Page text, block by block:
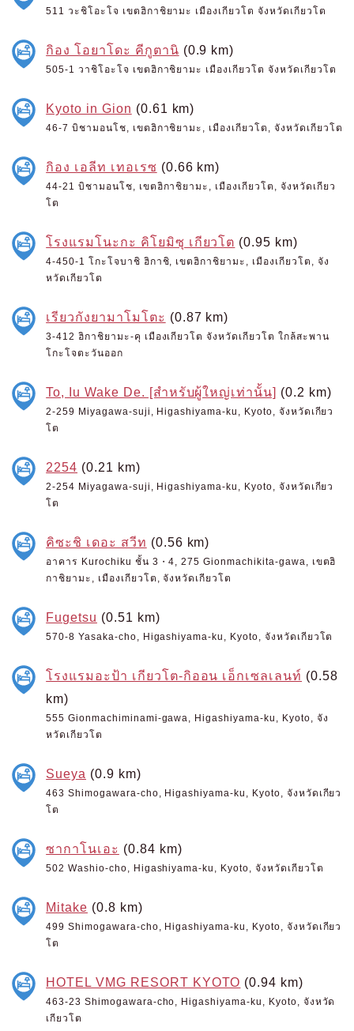
511 วะชิโอะโจ เขตฮิกาชิยามะ เมืองเกียวโต จังหวัดเกียวโต
กิอง โอยาโดะ คีกูตานิ (0.9 km)
505-1 วาชิโอะโจ เขตฮิกาชิยามะ เมืองเกียวโต จังหวัดเกียวโต
Kyoto in Gion (0.61 km)
46-7 บิชามอนโช, เขตฮิกาชิยามะ, เมืองเกียวโต, จังหวัดเกียวโต
กิอง เอลีท เทอเรซ (0.66 km)
44-21 บิชามอนโช, เขตฮิกาชิยามะ, เมืองเกียวโต, จังหวัดเกียว
โต
โรงแรมโนะกะ คิโยมิซุ เกียวโต (0.95 km)
4-450-1 โกะโจบาชิ ฮิกาชิ, เขตฮิกาชิยามะ, เมืองเกียวโต, จัง
หวัดเกียวโต
เรียวกังยามาโมโตะ (0.87 km)
3-412 ฮิกาชิยามะ-คุ เมืองเกียวโต จังหวัดเกียวโต ใกล้สะพาน
โกะโจตะวันออก
To, Iu Wake De. [สำหรับผู้ใหญ่เท่านั้น] (0.2 km)
2-259 Miyagawa-suji, Higashiyama-ku, Kyoto, จังหวัดเกียว
โต
2254 (0.21 km)
2-254 Miyagawa-suji, Higashiyama-ku, Kyoto, จังหวัดเกียว
โต
คิซะชิ เดอะ สวีท (0.56 km)
อาคาร Kurochiku ชั้น 3・4, 275 Gionmachikita-gawa, เขตฮิ
กาชิยามะ, เมืองเกียวโต, จังหวัดเกียวโต
Fugetsu (0.51 km)
570-8 Yasaka-cho, Higashiyama-ku, Kyoto, จังหวัดเกียวโต
โรงแรมอะป้า เกียวโต-กิออน เอ็กเซลเลนท์ (0.58
km)
555 Gionmachiminami-gawa, Higashiyama-ku, Kyoto, จัง
หวัดเกียวโต
Sueya (0.9 km)
463 Shimogawara-cho, Higashiyama-ku, Kyoto, จังหวัดเกียว
โต
ซากาโนเอะ (0.84 km)
502 Washio-cho, Higashiyama-ku, Kyoto, จังหวัดเกียวโต
Mitake (0.8 km)
499 Shimogawara-cho, Higashiyama-ku, Kyoto, จังหวัดเกียว
โต
HOTEL VMG RESORT KYOTO (0.94 km)
463-23 Shimogawara-cho, Higashiyama-ku, Kyoto, จังหวัด
เกียวโต